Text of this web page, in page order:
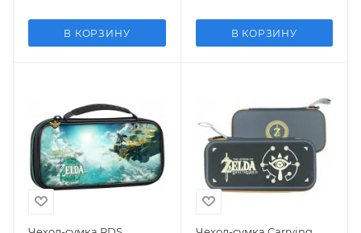
В КОРЗИНУ В КОРЗИНУ